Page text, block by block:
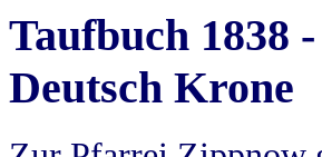
Taufbuch 1838
Deutsch Krone